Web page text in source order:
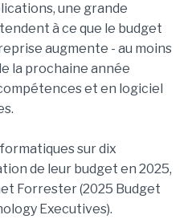
une grande
à ce que le budget
augmente - au moins
la prochaine année
et en logiciel
sur dix
de leur budget en 2025,
Forrester (2025 Budget
Executives).